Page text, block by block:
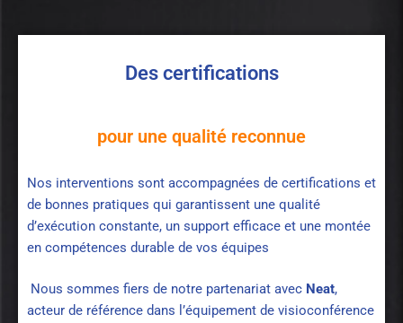
Des certifications
pour une qualité reconnue
Nos interventions sont accompagnées de certifications et
de bonnes pratiques qui garantissent une qualité
d’exécution constante, un support efficace et une montée
en compétences durable de vos équipes
Nous sommes fiers de notre partenariat avec Neat,
acteur de référence dans l’équipement de visioconférence